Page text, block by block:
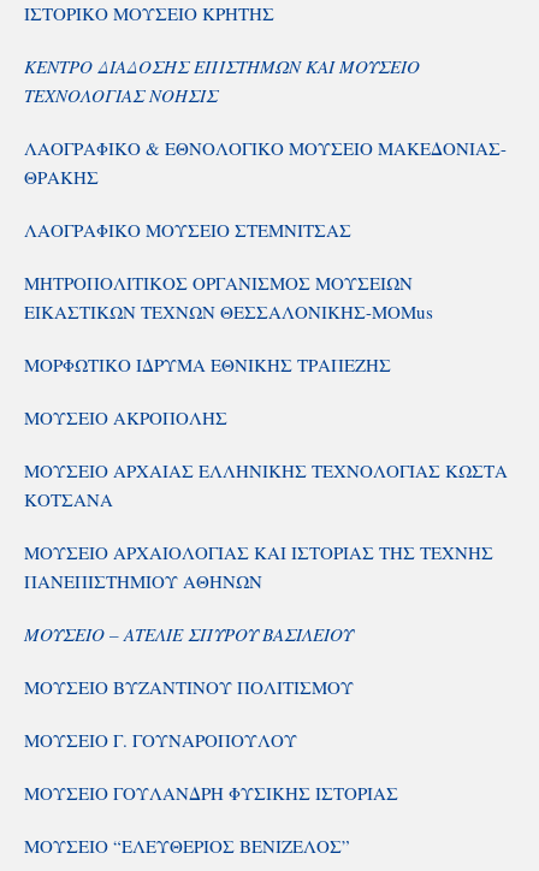
ΙΣΤΟΡΙΚΟ ΜΟΥΣΕΙΟ ΚΡΗΤΗΣ
ΚΕΝΤΡΟ ΔΙΑΔΟΣΗΣ ΕΠΙΣΤΗΜΩΝ ΚΑΙ ΜΟΥΣΕΙΟ
ΤΕΧΝΟΛΟΓΙΑΣ ΝΟΗΣΙΣ
ΛΑΟΓΡΑΦΙΚΟ & ΕΘΝΟΛΟΓΙΚΟ ΜΟΥΣΕΙΟ ΜΑΚΕΔΟΝΙΑΣ-
ΘΡΑΚΗΣ
ΛΑΟΓΡΑΦΙΚΟ ΜΟΥΣΕΙΟ ΣΤΕΜΝΙΤΣΑΣ
ΜΗΤΡΟΠΟΛΙΤΙΚΟΣ ΟΡΓΑΝΙΣΜΟΣ ΜΟΥΣΕΙΩΝ
ΕΙΚΑΣΤΙΚΩΝ ΤΕΧΝΩΝ ΘΕΣΣΑΛΟΝΙΚΗΣ-MOMus
ΜΟΡΦΩΤΙΚΟ ΙΔΡΥΜΑ ΕΘΝΙΚΗΣ ΤΡΑΠΕΖΗΣ
ΜΟΥΣΕΙΟ ΑΚΡΟΠΟΛΗΣ
ΜΟΥΣΕΙΟ ΑΡΧΑΙΑΣ ΕΛΛΗΝΙΚΗΣ ΤΕΧΝΟΛΟΓΙΑΣ ΚΩΣΤΑ
ΚΟΤΣΑΝΑ
ΜΟΥΣΕΙΟ ΑΡΧΑΙΟΛΟΓΙΑΣ ΚΑΙ ΙΣΤΟΡΙΑΣ ΤΗΣ ΤΕΧΝΗΣ
ΠΑΝΕΠΙΣΤΗΜΙΟΥ ΑΘΗΝΩΝ
ΜΟΥΣΕΙΟ – ΑΤΕΛΙΕ ΣΠΥΡΟΥ ΒΑΣΙΛΕΙΟΥ
ΜΟΥΣΕΙΟ ΒΥΖΑΝΤΙΝΟΥ ΠΟΛΙΤΙΣΜΟΥ
ΜΟΥΣΕΙΟ Γ. ΓΟΥΝΑΡΟΠΟΥΛΟΥ
ΜΟΥΣΕΙΟ ΓΟΥΛΑΝΔΡΗ ΦΥΣΙΚΗΣ ΙΣΤΟΡΙΑΣ
ΜΟΥΣΕΙΟ “ΕΛΕΥΘΕΡΙΟΣ ΒΕΝΙΖΕΛΟΣ”